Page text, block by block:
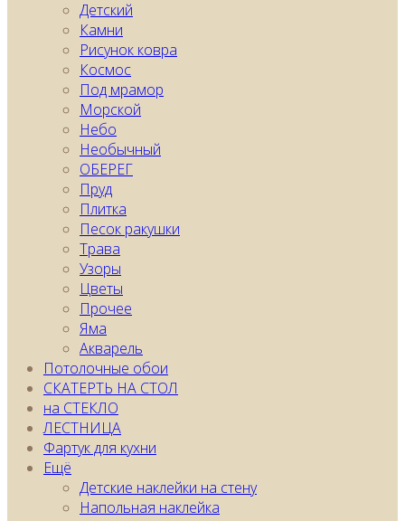
Детский
Камни
Рисунок ковра
Космос
Под мрамор
Морской
Небо
Необычный
ОБЕРЕГ
Пруд
Плитка
Песок ракушки
Трава
Узоры
Цветы
Прочее
Яма
Акварель
Потолочные обои
СКАТЕРТЬ НА СТОЛ
на СТЕКЛО
ЛЕСТНИЦА
Фартук для кухни
Ещё
Детские наклейки на стену
Напольная наклейка